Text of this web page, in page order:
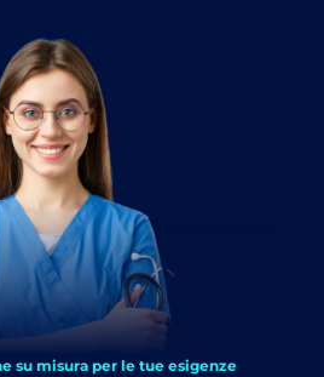
su misura per le tue esigenze